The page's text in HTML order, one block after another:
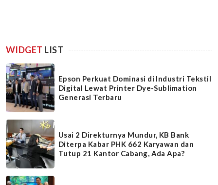
WIDGET LIST
Epson Perkuat Dominasi di Industri Tekstil
Digital Lewat Printer Dye-Sublimation
Generasi Terbaru
Usai 2 Direkturnya Mundur, KB Bank
Diterpa Kabar PHK 662 Karyawan dan
Tutup 21 Kantor Cabang, Ada Apa?